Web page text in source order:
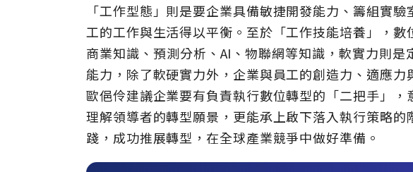
「工作型態」則是要企業具備敏捷開發能力、籌組實
工的工作與生活得以平衡。至於「工作技能培養」，
商業知識、預測分析、AI、物聯網等知識，軟實力則
能力，除了軟硬實力外，企業與員工的創造力、適應力
歐俋伶建議企業要有負責執行數位轉型的「二把手」
理解領導者的轉型願景，更能承上啟下落入執行策略
踐，成功推展轉型，在全球產業競爭中做好準備。